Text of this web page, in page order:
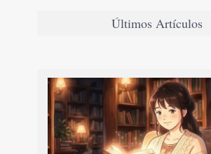
Últimos Artículos